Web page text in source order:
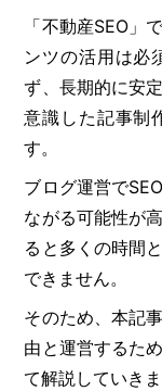
「不動産SEO」
ンツの活用は必
ず、長期的に安
意識した記事制
す。
ブログ運営で
ながる可能性が
ると多くの時間
できません。
そのため、本記
由と運営するた
て解説していきま